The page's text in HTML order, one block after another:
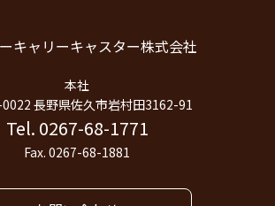
キャリーキャスター株式会社
本社
長野県佐久市岩村田3162-91
Tel. 0267-68-1771
Fax. 0267-68-1881